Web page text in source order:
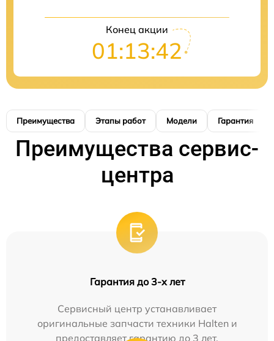
Конец акции
01:13:40
Преимущества Этапы работ Модели Гарантия
Преимущества сервис-
центра
Гарантия до 3-х лет
Сервисный центр устанавливает
оригинальные запчасти техники Halten и
предоставляет гарантию до 3 лет.